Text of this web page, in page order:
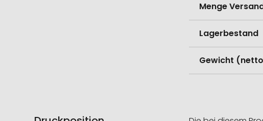
Menge
Lagerbestand
Gewicht